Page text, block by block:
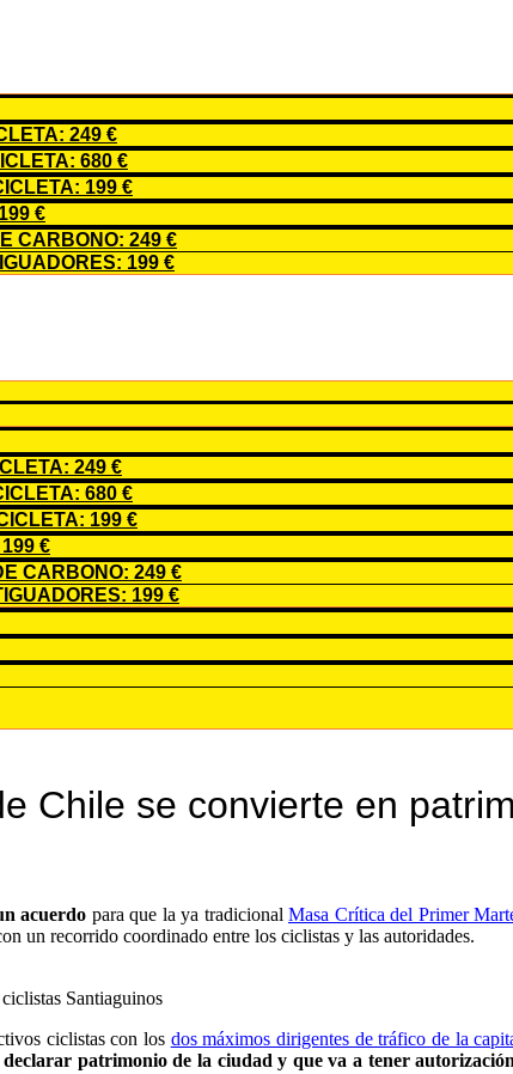
249 €
680 €
199 €
€
CARBONO: 249 €
199 €
249 €
680 €
199 €
€
CARBONO: 249 €
199 €
Chile se convierte en
acuerdo para que la ya tradicional Masa Crítica del Primer
un recorrido coordinado entre los ciclistas y las autoridades.
Santiaguinos
ciclistas con los dos máximos dirigentes de tráfico de la
patrimonio de la ciudad y que va a tener